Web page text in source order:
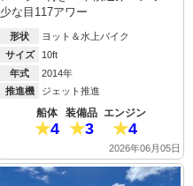
少な目117アワー
形状
ヨット＆水上バイク
サイズ
10ft
年式
2014年
推進機
ジェット推進
船体
4
装備品
3
エンジン
4
2026年06月05日